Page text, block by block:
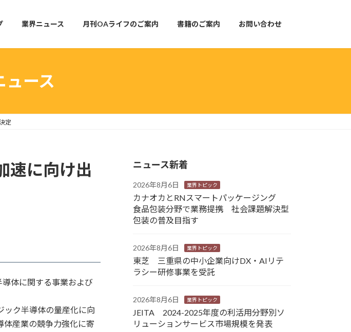
業界ニュース 月刊OAライフのご案内 書籍のご案内 お問い合わせ
ュース
定
速に向け出
体に関する事業および
ック半導体の量産化に向
体産業の競争力強化に寄
ニュース新着
2026年8月6日 業界トピック
カナオカとRNスマートパッケージング
食品包装分野で業務提携 社会課題解決型
包装の普及目指す
2026年8月6日 業界トピック
東芝 三重県の中小企業向けDX・AIリテ
ラシー研修事業を受託
2026年8月6日 業界トピック
JEITA 2024-2025年度の利活用分野別ソ
リューションサービス市場規模を発表